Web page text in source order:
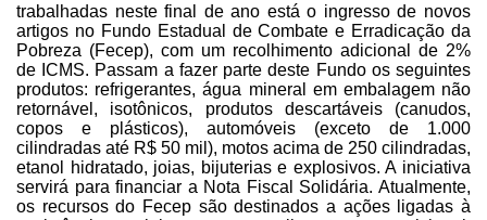
trabalhadas neste final de ano está o ingresso de novos
artigos no Fundo Estadual de Combate e Erradicação da
Pobreza (Fecep), com um recolhimento adicional de 2%
de ICMS. Passam a fazer parte deste Fundo osseguintes
produtos: refrigerantes, água mineral em embalagem não
retornável, isotônicos, produtos descartáveis (canudos,
copos e plásticos), automóveis (exceto de 1.000
cilindradas até R$ 50 mil), motos acima de 250 cilindradas,
etanol hidratado, joias, bijuterias e explosivos. A iniciativa
servirá para financiar a Nota Fiscal Solidária. Atualmente,
os recursos do Fecep sãodestinados a ações ligadas à